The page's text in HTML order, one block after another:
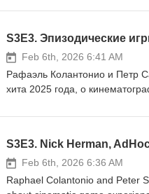
https://mellow.io/demo?
Find financial support at IndieGo Fund: https://
experience at the D&amp;D
story of that game came to be
of Might &amp; Magic, System
Restraints as values: how
Feb 6th, 2026 6:41 AM
Рафаэль Колантонио и Петр
хита 2025 года, о
телевизионного
затеи; Расширение
как бизнес-модель. Минусы
части игры в другую. Приятного прослушивания! Смотрите видеоверсию на YouTube:
Feb 6th, 2026 6:36 AM
Raphael Colantonio and Peter